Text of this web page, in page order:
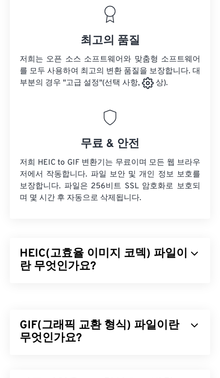
최고의 품질
저희는 오픈 소스 소프트웨어와 맞춤형 소프트웨어
를 모두 사용하여 최고의 변환 품질을 보장합니다. 대
부분의 경우 "고급 설정"(선택 사항,
상).
무료 & 안전
저희 HEIC to GIF 변환기는 무료이며 모든 웹 브라우
저에서 작동합니다. 파일 보안 및 개인 정보 보호를
보장합니다. 파일은 256비트 SSL 암호화로 보호되
며 몇 시간 후 자동으로 삭제됩니다.
HEIC(고효율 이미지 코덱) 파일이
란 무엇인가요?
미지 품질이 저하되지 않는다는 것입니다. HEIC와
HEIF는 모두고효율 비디오 코딩(HEVC)을
GIF(그래픽 교환 형식) 파일이란
무엇인가요?